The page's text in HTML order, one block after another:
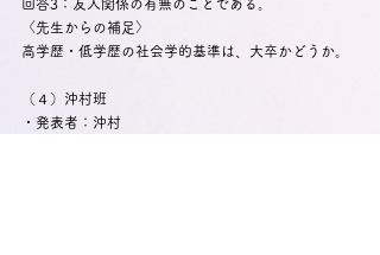
回答3：友人関係の有無のことである。
〈先生からの補足〉
高学歴・低学歴の社会学的基準は、大卒かどうか。
（４）沖村班
・発表者：沖村